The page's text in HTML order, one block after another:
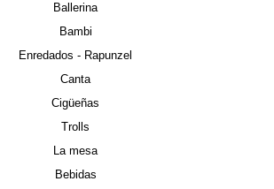
Ballerina
Bambi
Enredados - Rapunzel
Canta
Cigüeñas
Trolls
La mesa
Bebidas